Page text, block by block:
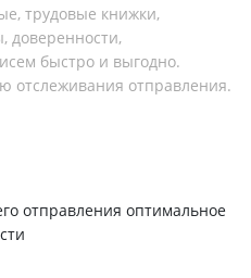
трудовые книжки,
доверенности,
быстро и выгодно.
отслеживания отправления.
отправления оптимальное